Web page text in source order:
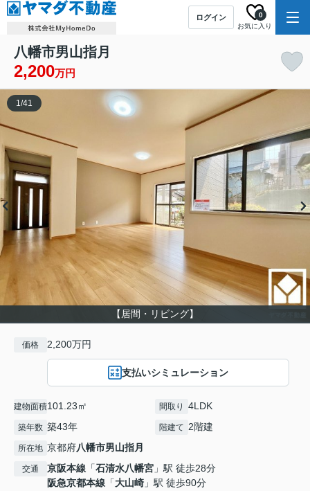
ログイン
お気に入り
0
八幡市男山指月
2,200万円
【居間・リビング】
1/41
価格 2,200万円
支払いシミュレーション
建物面積101.23㎡ 間取り 4LDK
築年数 築43年 階建て 2階建
所在地 京都府八幡市男山指月
交通 京阪本線 「石清水八幡宮 」駅 徒歩28分
阪急京都本線 「大山崎 」駅 徒歩90分